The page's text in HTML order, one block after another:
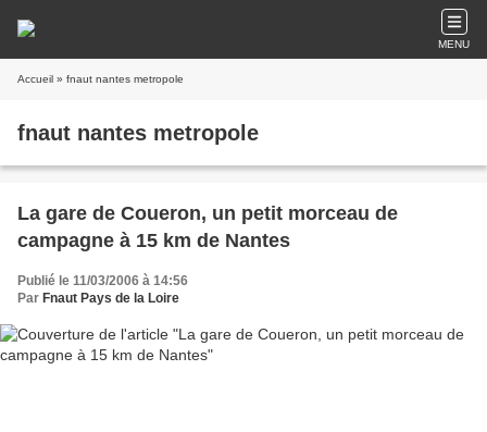
MENU
Accueil » fnaut nantes metropole
fnaut nantes metropole
La gare de Coueron, un petit morceau de
campagne à 15 km de Nantes
Publié le 11/03/2006 à 14:56
Par Fnaut Pays de la Loire